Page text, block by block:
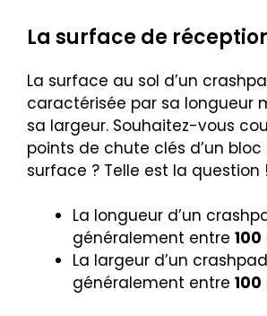
La surface de
La surface au sol d’un
caractérisée par sa longueur
sa largeur. Souhaitez-vous
points de chute clés d’un
surface ? Telle est la question !
La longueur d’un
généralement entre 100
La largeur d’un
généralement entre 100